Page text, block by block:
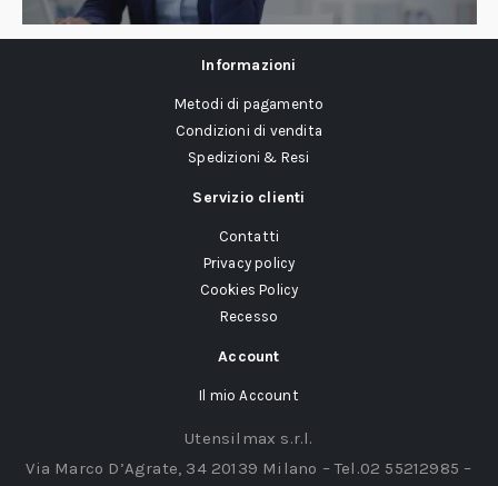
Informazioni
Metodi di pagamento
Condizioni di vendita
Spedizioni & Resi
Servizio clienti
Contatti
Privacy policy
Cookies Policy
Recesso
Account
Il mio Account
Utensilmax s.r.l.
Via Marco D’Agrate, 34 20139 Milano – Tel.02 55212985 –